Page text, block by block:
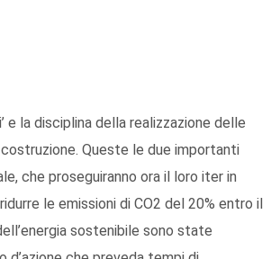
e la disciplina della realizzazione delle
Queste le due importanti
che proseguiranno ora il loro iter in
le emissioni di CO2 del 20% entro il
sostenibile sono state